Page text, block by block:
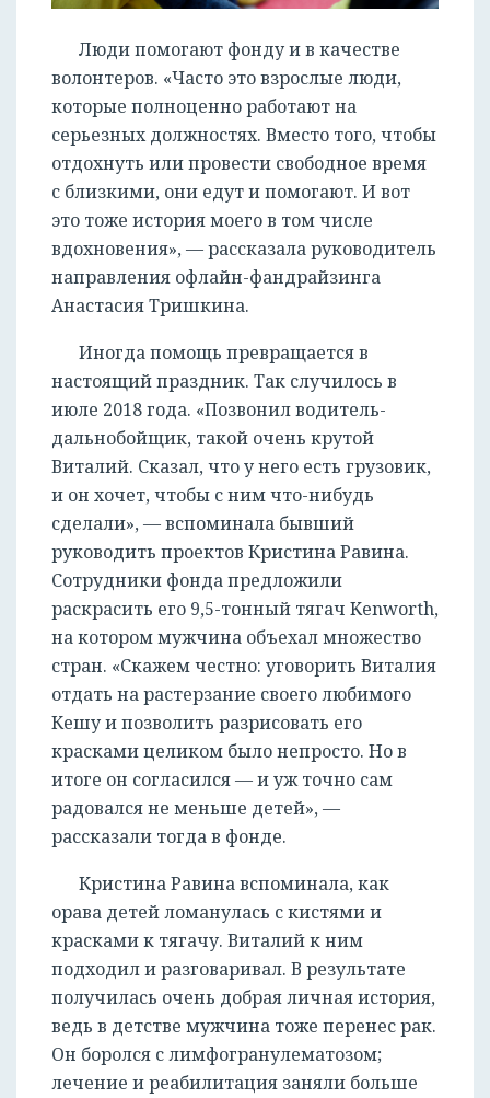
Люди помогают фонду и в качестве
волонтеров. «Часто это взрослые люди,
которые полноценно работают на
серьезных должностях. Вместо того, чтобы
отдохнуть или провести свободное время
с близкими, они едут и помогают. И вот
это тоже история моего в том числе
вдохновения», — рассказала руководитель
направления офлайн-фандрайзинга
Анастасия Тришкина.
Иногда помощь превращается в
настоящий праздник. Так случилось в
июле 2018 года. «Позвонил водитель-
дальнобойщик, такой очень крутой
Виталий. Сказал, что у него есть грузовик,
и он хочет, чтобы с ним что-нибудь
сделали», — вспоминала бывший
руководить проектов Кристина Равина.
Сотрудники фонда предложили
раскрасить его 9,5-тонный тягач Kenworth,
на котором мужчина объехал множество
стран. «Скажем честно: уговорить Виталия
отдать на растерзание своего любимого
Кешу и позволить разрисовать его
красками целиком было непросто. Но в
итоге он согласился — и уж точно сам
радовался не меньше детей», —
рассказали тогда в фонде.
Кристина Равина вспоминала, как
орава детей ломанулась с кистями и
красками к тягачу. Виталий к ним
подходил и разговаривал. В результате
получилась очень добрая личная история,
ведь в детстве мужчина тоже перенес рак.
Он боролся с лимфогранулематозом;
лечение и реабилитация заняли больше